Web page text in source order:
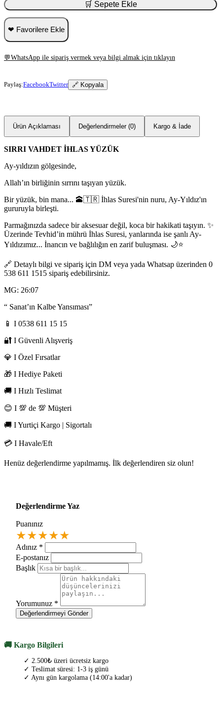
🛒 Sepete Ekle
❤ Favorilere Ekle
💬WhatsApp ile sipariş vermek veya bilgi almak için tıklayın
Paylaş:FacebookTwitter 🔗 Kopyala
Ürün Açıklaması Değerlendirmeler (0) Kargo & İade
SIRRI VAHDET İHLAS YÜZÜK
Ay-yıldızın gölgesinde,
Allah’ın birliğinin sırrını taşıyan yüzük.
Bir yüzük, bin mana... 🕋🇹🇷 İhlas Suresi'nin nuru, Ay-Yıldız'ın
gururuyla birleşti.
Parmağınızda sadece bir aksesuar değil, koca bir hakikati taşıyın. ✨
Üzerinde Tevhid’in mührü İhlas Suresi, yanlarında ise şanlı Ay-
Yıldızımız... İnancın ve bağlılığın en zarif buluşması. 🌙⭐
🔗 Detaylı bilgi ve sipariş için DM veya yada Whatsap üzerinden 0
538 611 1515 sipariş edebilirsiniz.
MG: 26:07
“ Sanat’ın Kalbe Yansıması”
📱 I 0538 611 15 15
🔐 I Güvenli Alışveriş
💎 I Özel Fırsatlar
🎁 I Hediye Paketi
🚚 I Hızlı Teslimat
😊 I 💯 de 💯 Müşteri
🚚 I Yurtiçi Kargo | Sigortalı
💳 I Havale/Eft
Henüz değerlendirme yapılmamış. İlk değerlendiren siz olun!
Değerlendirme Yaz
Puanınız
★★★★★
Adınız *
E-postanız
Başlık
Yorumunuz *
Değerlendirmeyi Gönder
🚚 Kargo Bilgileri
✓ 2.500₺ üzeri ücretsiz kargo
✓ Teslimat süresi: 1-3 iş günü
✓ Aynı gün kargolama (14:00'a kadar)